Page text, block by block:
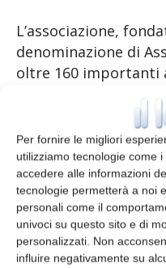
Per fornire le migliori
utilizziamo tecnologie come
accedere alle informazioni
tecnologie permetterà a noi
personali come il
univoci su questo sito e di
personalizzati. Non
influire negativamente su
L’associazione,
denominazione di
oltre 160 importanti
TAGS Amaplast